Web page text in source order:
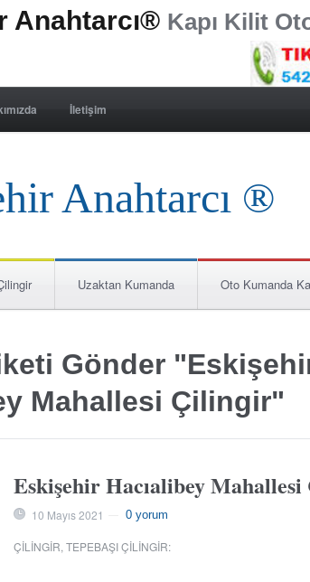
Anahtarcı® Kapı Kilit
İletişim
Uzaktan Kumanda Oto Kumanda
Gönder
Mahallesi Çilingir"
Eskişehir Hacıalibey
10 Mayıs 2021 0 yorum
ÇILINGIR,TEPEBAŞI ÇILINGIR: